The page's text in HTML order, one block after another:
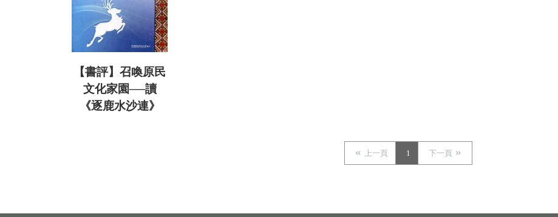
【書評】召喚原民
文化家園──讀
《逐鹿水沙連》
上一頁 1 下一頁